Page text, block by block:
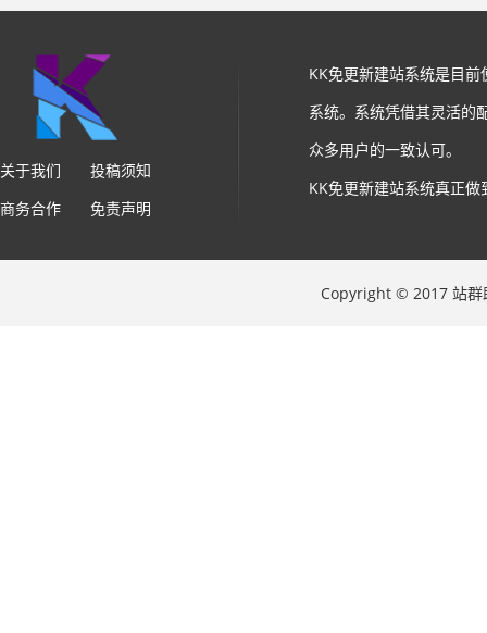
关于我们
投稿须知
商务合作
免责声明
KK免更新建站系统是目
系统。系统凭借其灵活的
众多用户的一致认可。
KK免更新建站系统真正
Copyright © 2017 站群